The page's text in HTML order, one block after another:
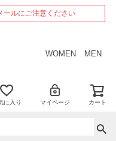
ルにご注意ください
WOMEN MEN
に入り マイページ カート
ペー